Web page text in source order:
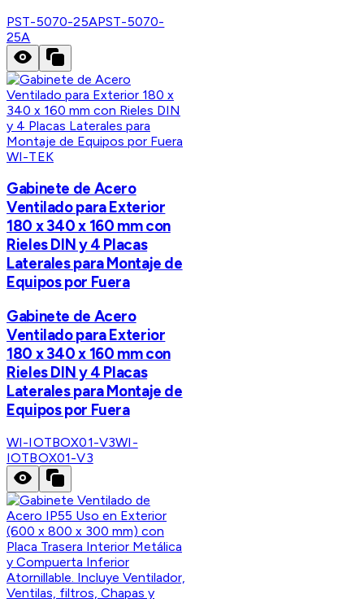
PST-5070-25APST-5070-
25A
WI-TEK
Gabinete de Acero
Ventilado para Exterior
180 x 340 x 160 mm con
Rieles DIN y 4 Placas
Laterales para Montaje de
Equipos por Fuera
Gabinete de Acero
Ventilado para Exterior
180 x 340 x 160 mm con
Rieles DIN y 4 Placas
Laterales para Montaje de
Equipos por Fuera
WI-IOTBOX01-V3WI-
IOTBOX01-V3